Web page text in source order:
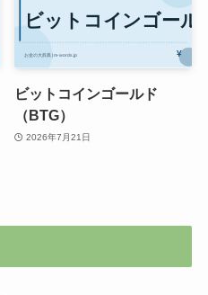
ビットコインゴールド
（BTG）
2026年7月21日